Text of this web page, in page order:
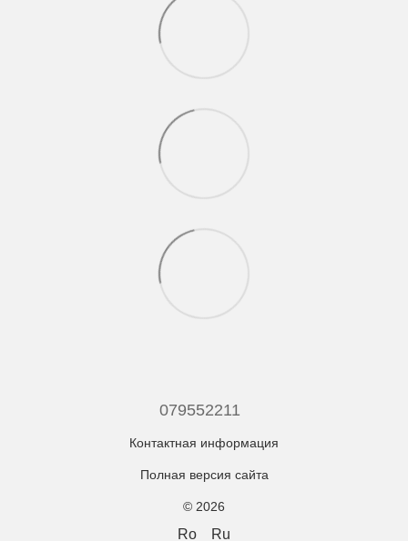
079552211
Контактная информация
Полная версия сайта
© 2026
Ro Ru